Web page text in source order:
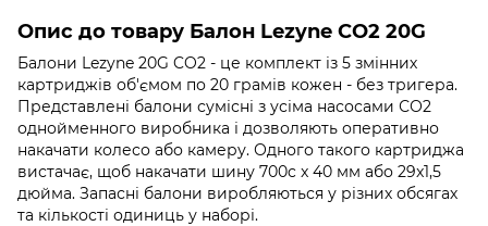
Опис до товару Балон Lezyne CO2 20G
Балони Lezyne 20G CO2 - це комплект із 5 змінних
картриджів об'ємом по 20 грамів кожен - без тригера.
Представлені балони сумісні з усіма насосами СО2
однойменного виробника і дозволяють оперативно
накачати колесо або камеру. Одного такого картриджа
вистачає, щоб накачати шину 700c x 40 мм або 29x1,5
дюйма. Запасні балони виробляються у різних обсягах
та кількості одиниць у наборі.